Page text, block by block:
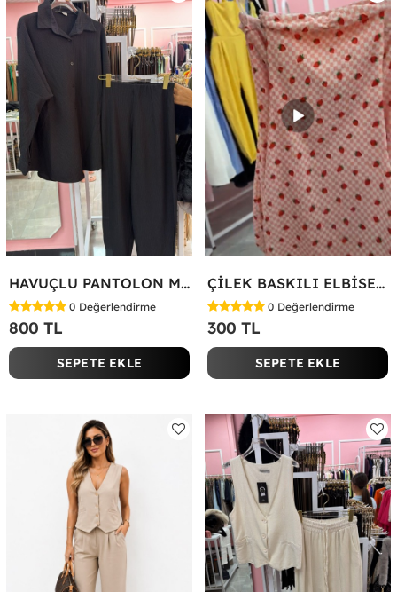
HAVUÇLU PANTOLON MİYASE TAKIM Siyah
0 Değerlendirme
800 TL
SEPETE EKLE
ÇİLEK BASKILI ELBİSE Bej
0 Değerlendirme
300 TL
SEPETE EKLE